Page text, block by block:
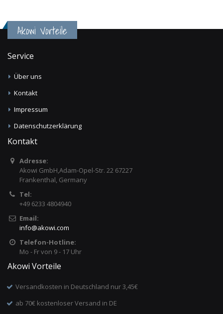
Akowi Vorteile
Service
Über uns
Kontakt
Impressum
Datenschutzerklärung
Kontakt
Adresse:
Akowi GmbH,Adam-Opel-Str. 22 67227
Frankenthal, Germany
Tel:
+49 6233 4804940
Email:
info@akowi.com
Telefon-Hotline:
Mo - Fr von 9 - 17 Uhr
Akowi Vorteile
Versandkosten in Deutschland nur 3,45€
ab 70€ kostenloser Versand in DE